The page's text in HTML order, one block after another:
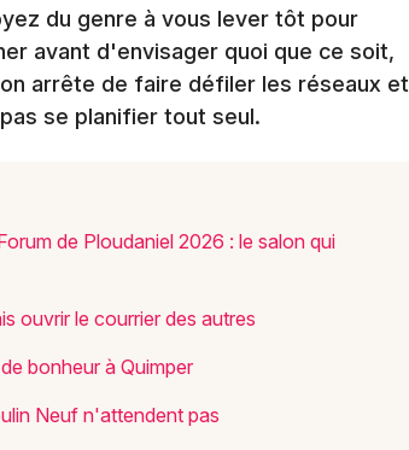
dans le Finistère
dans le Finistère
du genre à vous lever tôt pour
avant d'envisager quoi que ce soit,
arrête de faire défiler les réseaux et
se planifier tout seul.
de Ploudaniel 2026 : le salon qui
ouvrir le courrier des autres
bonheur à Quimper
Neuf n'attendent pas